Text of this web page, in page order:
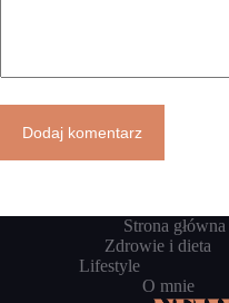
Dodaj komentarz
Strona główna
Zdrowie i dieta
Lifestyle
O mnie